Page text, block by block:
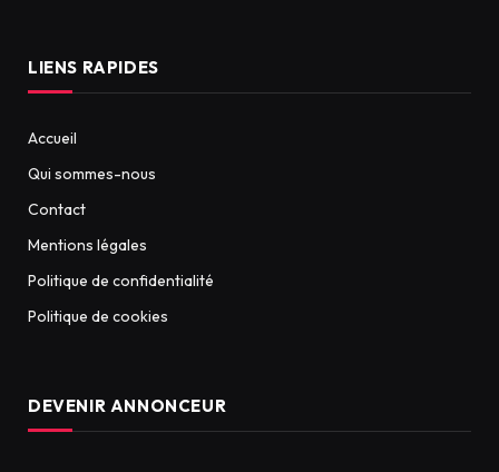
LIENS RAPIDES
Accueil
Qui sommes-nous
Contact
Mentions légales
Politique de confidentialité
Politique de cookies
DEVENIR ANNONCEUR